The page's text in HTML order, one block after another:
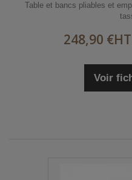
Table et bancs pliables et
248,90 €HT
Voir